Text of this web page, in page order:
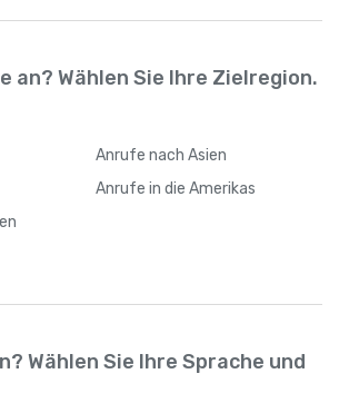
an? Wählen Sie Ihre Zielregion.
Anrufe nach Asien
Anrufe in die Amerikas
Wählen Sie Ihre Sprache und